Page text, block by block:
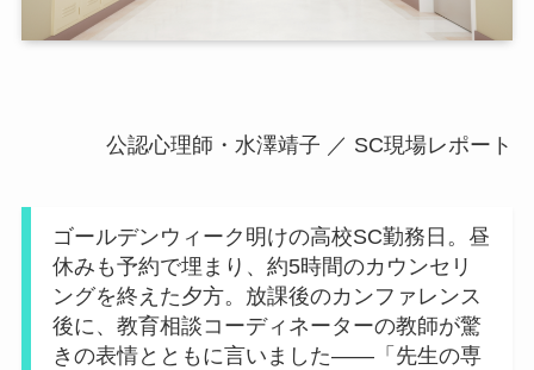
公認心理師・水澤靖子 ／ SC現場レポート
ゴールデンウィーク明けの高校SC勤務日。昼
休みも予約で埋まり、約5時間のカウンセリ
ングを終えた夕方。放課後のカンファレンス
後に、教育相談コーディネーターの教師が驚
きの表情とともに言いました——「先生の専